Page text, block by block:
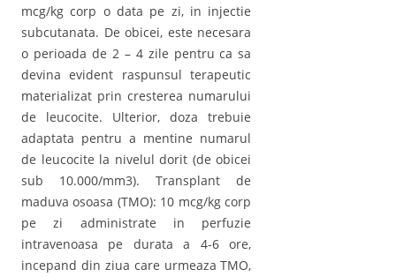
mcg/kg corp o data pe zi, in injectie
subcutanata. De obicei, este necesara
o perioada de 2 – 4 zile pentru ca sa
devina evident raspunsul terapeutic
materializat prin cresterea numarului
de leucocite. Ulterior, doza trebuie
adaptata pentru a mentine numarul
de leucocite la nivelul dorit (de obicei
sub 10.000/mm3). Transplant de
maduva osoasa (TMO): 10 mcg/kg corp
pe zi administrate in perfuzie
intravenoasa pe durata a 4-6 ore,
incepand din ziua care urmeaza TMO,